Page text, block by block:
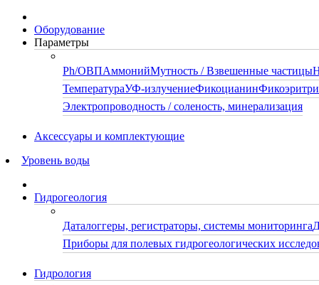
Оборудование
Параметры
Ph/ОВПАммонийМутность / Взвешенные частицы
ТемператураУФ-излучениеФикоцианин
Электропроводность / соленость, минерализация
Аксессуары и комплектующие
Уровень воды
Гидрогеология
Даталоггеры, регистраторы, системы мониторинга
Приборы для полевых гидрогеологических
Гидрология